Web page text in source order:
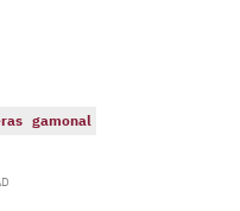
gamonal